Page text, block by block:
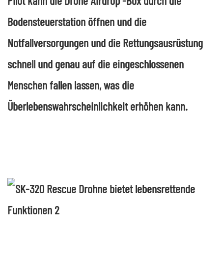
Bodensteuerstation öffnen und die
Notfallversorgungen und die Rettungsausrüstung
schnell und genau auf die eingeschlossenen
Menschen fallen lassen, was die
Überlebenswahrscheinlichkeit erhöhen kann.